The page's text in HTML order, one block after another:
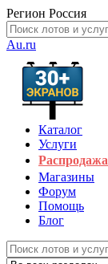
Регион Россия
Au.ru
Каталог
Услуги
Распродажа
Магазины
Форум
Помощь
Блог